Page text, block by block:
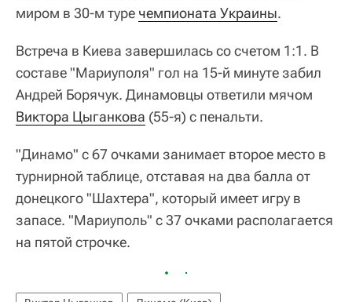
миром в 30-м туре чемпионата Украины.
Встреча в Киева завершилась со счетом 1:1. В
составе "Мариуполя" гол на 15-й минуте забил
Андрей Борячук. Динамовцы ответили мячом
Виктора Цыганкова (55-я) с пенальти.
"Динамо" с 67 очками занимает второе место в
турнирной таблице, отставая на два балла от
донецкого "Шахтера", который имеет игру в
запасе. "Мариуполь" с 37 очками располагается
на пятой строчке.